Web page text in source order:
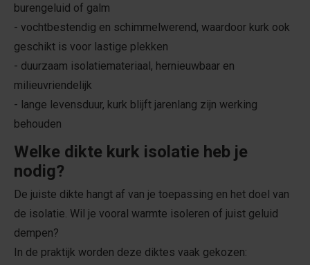
burengeluid of galm
- vochtbestendig en schimmelwerend, waardoor kurk ook
geschikt is voor lastige plekken
- duurzaam isolatiemateriaal, hernieuwbaar en
milieuvriendelijk
- lange levensduur, kurk blijft jarenlang zijn werking
behouden
Welke dikte kurk isolatie heb je
nodig?
De juiste dikte hangt af van je toepassing en het doel van
de isolatie. Wil je vooral warmte isoleren of juist geluid
dempen?
In de praktijk worden deze diktes vaak gekozen: